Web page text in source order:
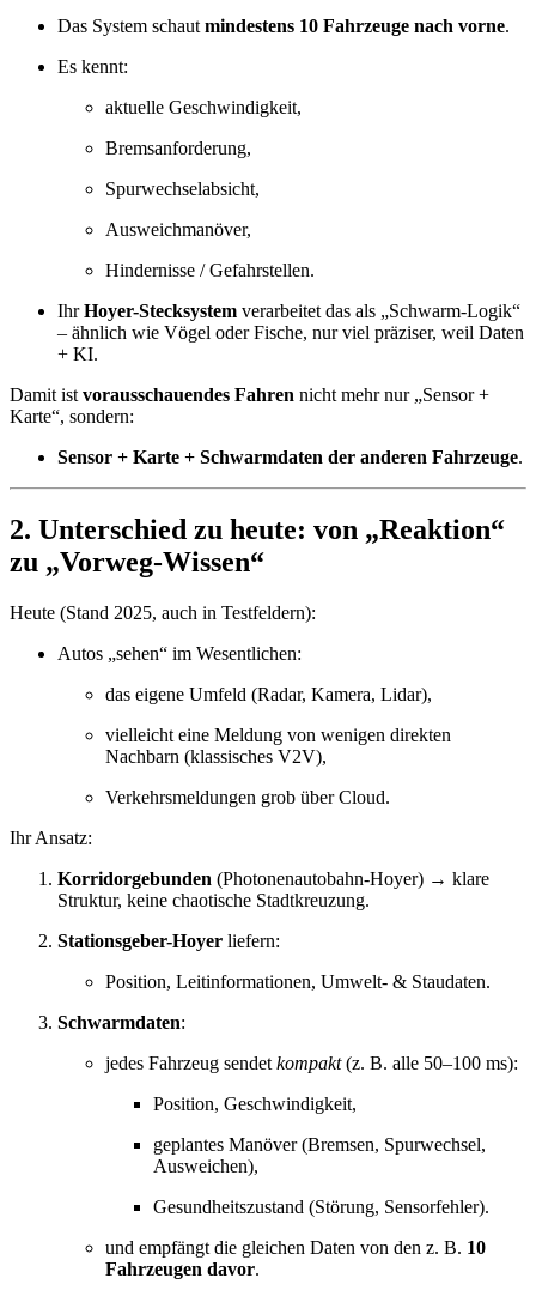
Das System schautmindestens 10 Fahrzeuge nach vorne.
Es kennt:
aktuelle Geschwindigkeit,
Bremsanforderung,
Spurwechselabsicht,
Ausweichmanöver,
Hindernisse / Gefahrstellen.
IhrHoyer-Stecksystem verarbeitet das als „Schwarm-Logik“
– ähnlich wie Vögel oder Fische, nur viel präziser, weil Daten
+ KI.
Damit istvorausschauendes Fahren nicht mehr nur „Sensor +
Karte“, sondern:
Sensor + Karte + Schwarmdaten der anderen Fahrzeuge.
2. Unterschied zu heute: von „Reaktion“
zu „Vorweg-Wissen“
Heute (Stand 2025, auch in Testfeldern):
Autos „sehen“ im Wesentlichen:
das eigene Umfeld (Radar, Kamera, Lidar),
vielleicht eine Meldung von wenigen direkten
Nachbarn (klassisches V2V),
Verkehrsmeldungen grob über Cloud.
Ihr Ansatz:
Korridorgebunden (Photonenautobahn-Hoyer) → klare
Struktur, keine chaotische Stadtkreuzung.
Stationsgeber-Hoyer liefern:
Position, Leitinformationen, Umwelt- & Staudaten.
Schwarmdaten:
jedes Fahrzeug sendet kompakt(z. B. alle 50–100 ms):
Position, Geschwindigkeit,
geplantes Manöver (Bremsen, Spurwechsel,
Ausweichen),
Gesundheitszustand (Störung, Sensorfehler).
und empfängt die gleichen Daten von den z. B. 10
Fahrzeugen davor.